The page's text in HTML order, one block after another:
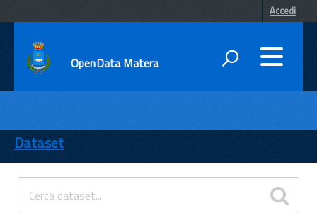
Accedi
OpenData Matera
ENTI
TEMI
INFORMAZIONI
Dataset